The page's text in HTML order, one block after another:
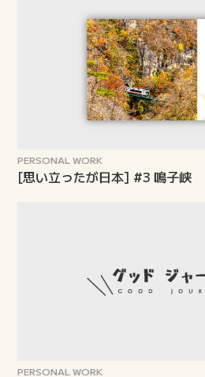
PERSONAL WORK
[思い立ったが日本] #3 鳴子峡
PERSONAL WORK